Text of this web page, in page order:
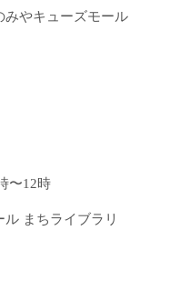
みやキューズモール
〜12時
ル まちライブラリ